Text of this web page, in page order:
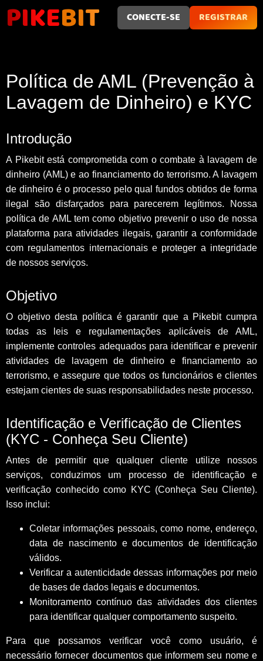
PIKEBIT CONECTE-SE REGISTRAR
Política de AML (Prevenção à
Lavagem de Dinheiro) e KYC
Introdução
A Pikebit está comprometida com o combate à lavagem de
dinheiro (AML) e ao financiamento do terrorismo. A lavagem
de dinheiro é o processo pelo qual fundos obtidos de forma
ilegal são disfarçados para parecerem legítimos. Nossa
política de AML tem como objetivo prevenir o uso de nossa
plataforma para atividades ilegais, garantir a conformidade
com regulamentos internacionais e proteger a integridade
de nossos serviços.
Objetivo
O objetivo desta política é garantir que a Pikebit cumpra
todas as leis e regulamentações aplicáveis de AML,
implemente controles adequados para identificar e prevenir
atividades de lavagem de dinheiro e financiamento ao
terrorismo, e assegure que todos os funcionários e clientes
estejam cientes de suas responsabilidades neste processo.
Identificação e Verificação de Clientes
(KYC - Conheça Seu Cliente)
Antes de permitir que qualquer cliente utilize nossos
serviços, conduzimos um processo de identificação e
verificação conhecido como KYC (Conheça Seu Cliente).
Isso inclui:
Coletar informações pessoais, como nome, endereço,
data de nascimento e documentos de identificação
válidos.
Verificar a autenticidade dessas informações por meio
de bases de dados legais e documentos.
Monitoramento contínuo das atividades dos clientes
para identificar qualquer comportamento suspeito.
Para que possamos verificar você como usuário, é
necessário fornecer documentos que informem seu nome e